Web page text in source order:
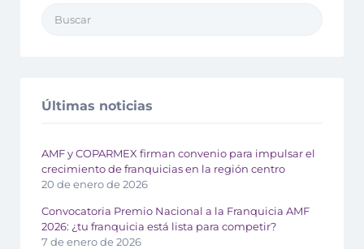
Últimas noticias
AMF y COPARMEX firman convenio para impulsar el
crecimiento de franquicias en la región centro
20 de enero de 2026
Convocatoria Premio Nacional a la Franquicia AMF
2026: ¿tu franquicia está lista para competir?
7 de enero de 2026